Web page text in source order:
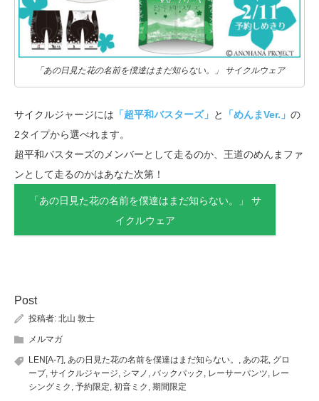
「あの日見た花の名前を僕達はまだ知らない。」 サイクルウェア
サイクルジャージには 「超平和バスターズ」 と 「めんまVer.」 の
2タイプから選べれます。
超平和バスターズのメンバーとして走るのか、王道のめんまファ
ンとして走るのかはあなた次第！
「あの日見た花の名前を僕達はまだ知らない。」 サ
イクルウェア
Post
投稿者: 北山 敦士
メルマガ
LEN[A-7], あの日見た花の名前を僕達はまだ知らない。 , あの花, グロ
ーブ, サイクルジャージ, シマノ , バックパック , レーサーパンツ, レー
シングミク , 予約限定, 初音ミク , 期間限定